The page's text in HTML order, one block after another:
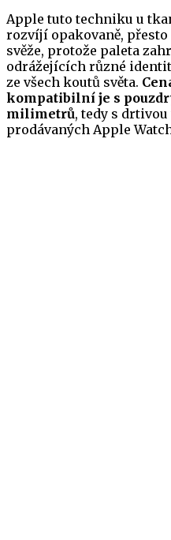
Apple tuto techniku u
rozvíjí opakovaně,
svěže, protože paleta
odrážejících různé
ze všech koutů světa.
kompatibilní je s
milimetrů, tedy s
prodávaných Apple